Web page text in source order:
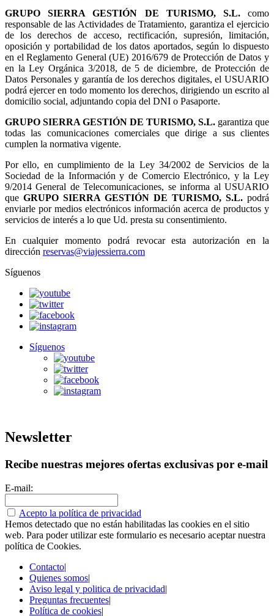
GRUPO SIERRA GESTIÓN DE TURISMO, S.L. como
responsable de las Actividades de Tratamiento, garantiza el ejercicio
de los derechos de acceso, rectificación, supresión, limitación,
oposición y portabilidad de los datos aportados, según lo dispuesto
en el Reglamento General (UE) 2016/679 de Protección de Datos y
en la Ley Orgánica 3/2018, de 5 de diciembre, de Protección de
Datos Personales y garantía de los derechos digitales, el USUARIO
podrá ejercer en todo momento los derechos, dirigiendo un escrito al
domicilio social, adjuntando copia del DNI o Pasaporte.
GRUPO SIERRA GESTIÓN DE TURISMO, S.L. garantiza que
todas las comunicaciones comerciales que dirige a sus clientes
cumplen la normativa vigente.
Por ello, en cumplimiento de la Ley 34/2002 de Servicios de la
Sociedad de la Información y de Comercio Electrónico, y la Ley
9/2014 General de Telecomunicaciones, se informa al USUARIO
que GRUPO SIERRA GESTIÓN DE TURISMO, S.L. podrá
enviarle por medios electrónicos información acerca de productos y
servicios de interés a lo que Ud. presta su consentimiento.
En cualquier momento podrá revocar esta autorización en la
dirección reservas@viajessierra.com
Síguenos
Síguenos
Newsletter
Recibe nuestras mejores ofertas exclusivas por e-mail
E-mail:
Acepto la política de privacidad
Hemos detectado que no están habilitadas las cookies en el sitio
web. Para poder utilizar este formulario es necesario aceptar nuestra
política de Cookies.
Contacto|
Quienes somos|
Aviso legal y politica de privacidad|
Preguntas frecuentes|
Política de cookies|